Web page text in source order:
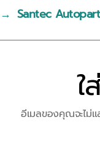
→ Santec
ใ
อีเมลของคุณจะไม่